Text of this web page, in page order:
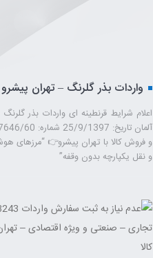
واردات بذر گلرنگ – تهران
اعلام شرایط قرنطینه ای واردات بذر
و فروش کالا با تهران پیشرو👉 “مرزهای
‌و نقل یکپارچه بدون وقفه”